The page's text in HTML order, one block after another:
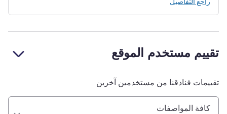
راجع التفاصيل
تقييم مستخدم الموقع
تقييمات فنادقنا من مستخدمين آخرين
كافة المواصفات